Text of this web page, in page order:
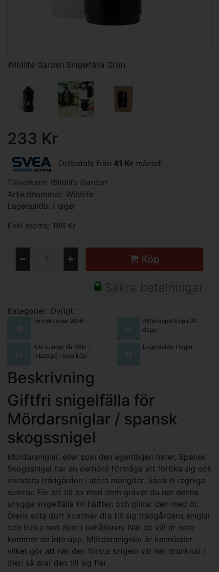
Wildlife Garden Snigelfälla Grön
233 Kr
Delbetala från 41 Kr månad!
Tillverkare: Wildlife Garden
Artikelnummer: Wildlife
Lagersaldo: I lager
Exkl moms: 186 Kr
Köp
Säkra betalningar
Kategorier: Övrigt
Fri frakt över 999kr
Alltid öppet köp i 30
dagar
Alla kunder får 50kr i
rabatt på nästa köp!
Lagersaldo: I lager
Beskrivning
Giftfri snigelfälla för
Mördarsniglar / spansk
skogssnigel
Mördarsniglar, eller som den egentligen heter, Spansk
Skogssnigel har en oerhörd förmåga att föröka sig och
invadera trädgården i stora mängder. Särskilt regniga
somrar. För att bli av med dem gräver du ner denna
snygga snigelfälla till hälften och gillrar den med öl.
Ölens söta doft kommer dra till sig trädgårdens sniglar
och locka ned dem i behållaren. När de väl är nere
kommer de inte upp. Mördarsnigelar är kannibaler
vilket gör att när den första snigeln väl har drunknat i
ölen så drar den till sig fler.